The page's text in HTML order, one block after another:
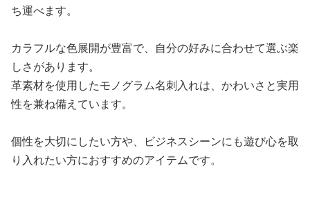
ち運べます。
カラフルな色展開が豊富で、自分の好みに合わせて選ぶ楽
しさがあります。
革素材を使用したモノグラム名刺入れは、かわいさと実用
性を兼ね備えています。
個性を大切にしたい方や、ビジネスシーンにも遊び心を取
り入れたい方におすすめのアイテムです。